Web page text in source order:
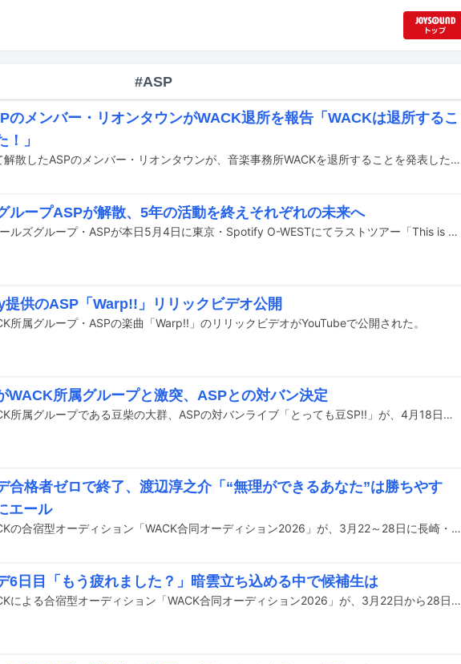
#ASP
のメンバー・リオンタウンがWACK退所を報告「WACKは退所するこ
！」
5月4日をもって解散したASPのメンバー・リオンタウンが、音楽事務所WACKを退所することを発表した。
ループASPが解散、5年の活動を終えそれぞれの未来へ
WACK所属のガールズグループ・ASPが本日5月4日に東京・Spotify O-WESTにてラストツアー「This is ASP's final tour」の最終公演を開催。約5年にわたる活動に幕を下ろした。
供のASP「Warp!!」リリックビデオ公開
所属グループ・ASPの楽曲「Warp!!」のリリックビデオがYouTubeで公開された。
WACK所属グループと激突、ASPとの対バン決定
音楽事務所WACK所属グループである豆柴の大群、ASPの対バンライブ「とっても豆SP!!」が、4月18日に埼玉・西川口Heartsで開催される。
合格者ゼロで終了、渡辺淳之介「“無理ができるあなた”は勝ちやす
エール
音楽事務所WACKの合宿型オーディション「WACK合同オーディション2026」が、3月22～28日に長崎・壱岐島で開催された。この記事では、最終日の本日3月28日に行われた審査結果発表の模様を中心にお届けする。
6日目「もう疲れました？」暗雲立ち込める中で候補生は
音楽事務所WACKによる合宿型オーディション「WACK合同オーディション2026」が、3月22日から28日にかけて長崎・壱岐で開催されている。この記事では、6日目となる本日3月27日の模様をレポートする。